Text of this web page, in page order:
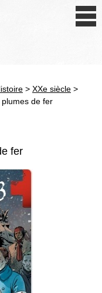
siècle
> XXe siècle >
de fer
fer